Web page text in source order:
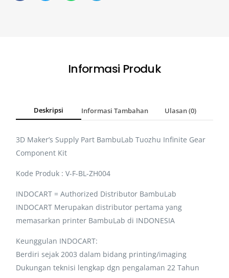
Informasi Produk
Deskripsi Informasi Tambahan Ulasan (0)
3D Maker’s Supply Part BambuLab Tuozhu Infinite Gear
Component Kit
Kode Produk : V-F-BL-ZH004
INDOCART = Authorized Distributor BambuLab
INDOCART Merupakan distributor pertama yang
memasarkan printer BambuLab di INDONESIA
Keunggulan INDOCART:
Berdiri sejak 2003 dalam bidang printing/imaging
Dukungan teknisi lengkap dgn pengalaman 22 Tahun